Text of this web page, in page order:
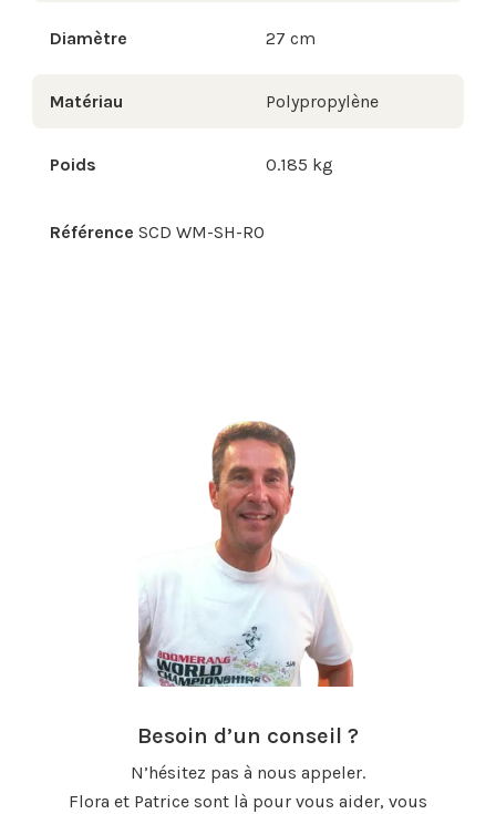
Diamètre 27 cm
Matériau Polypropylène
Poids 0.185 kg
Référence SCD WM-SH-RO
Besoin d’un conseil ?
N’hésitez pas à nous appeler.
Flora et Patrice sont là pour vous aider, vous